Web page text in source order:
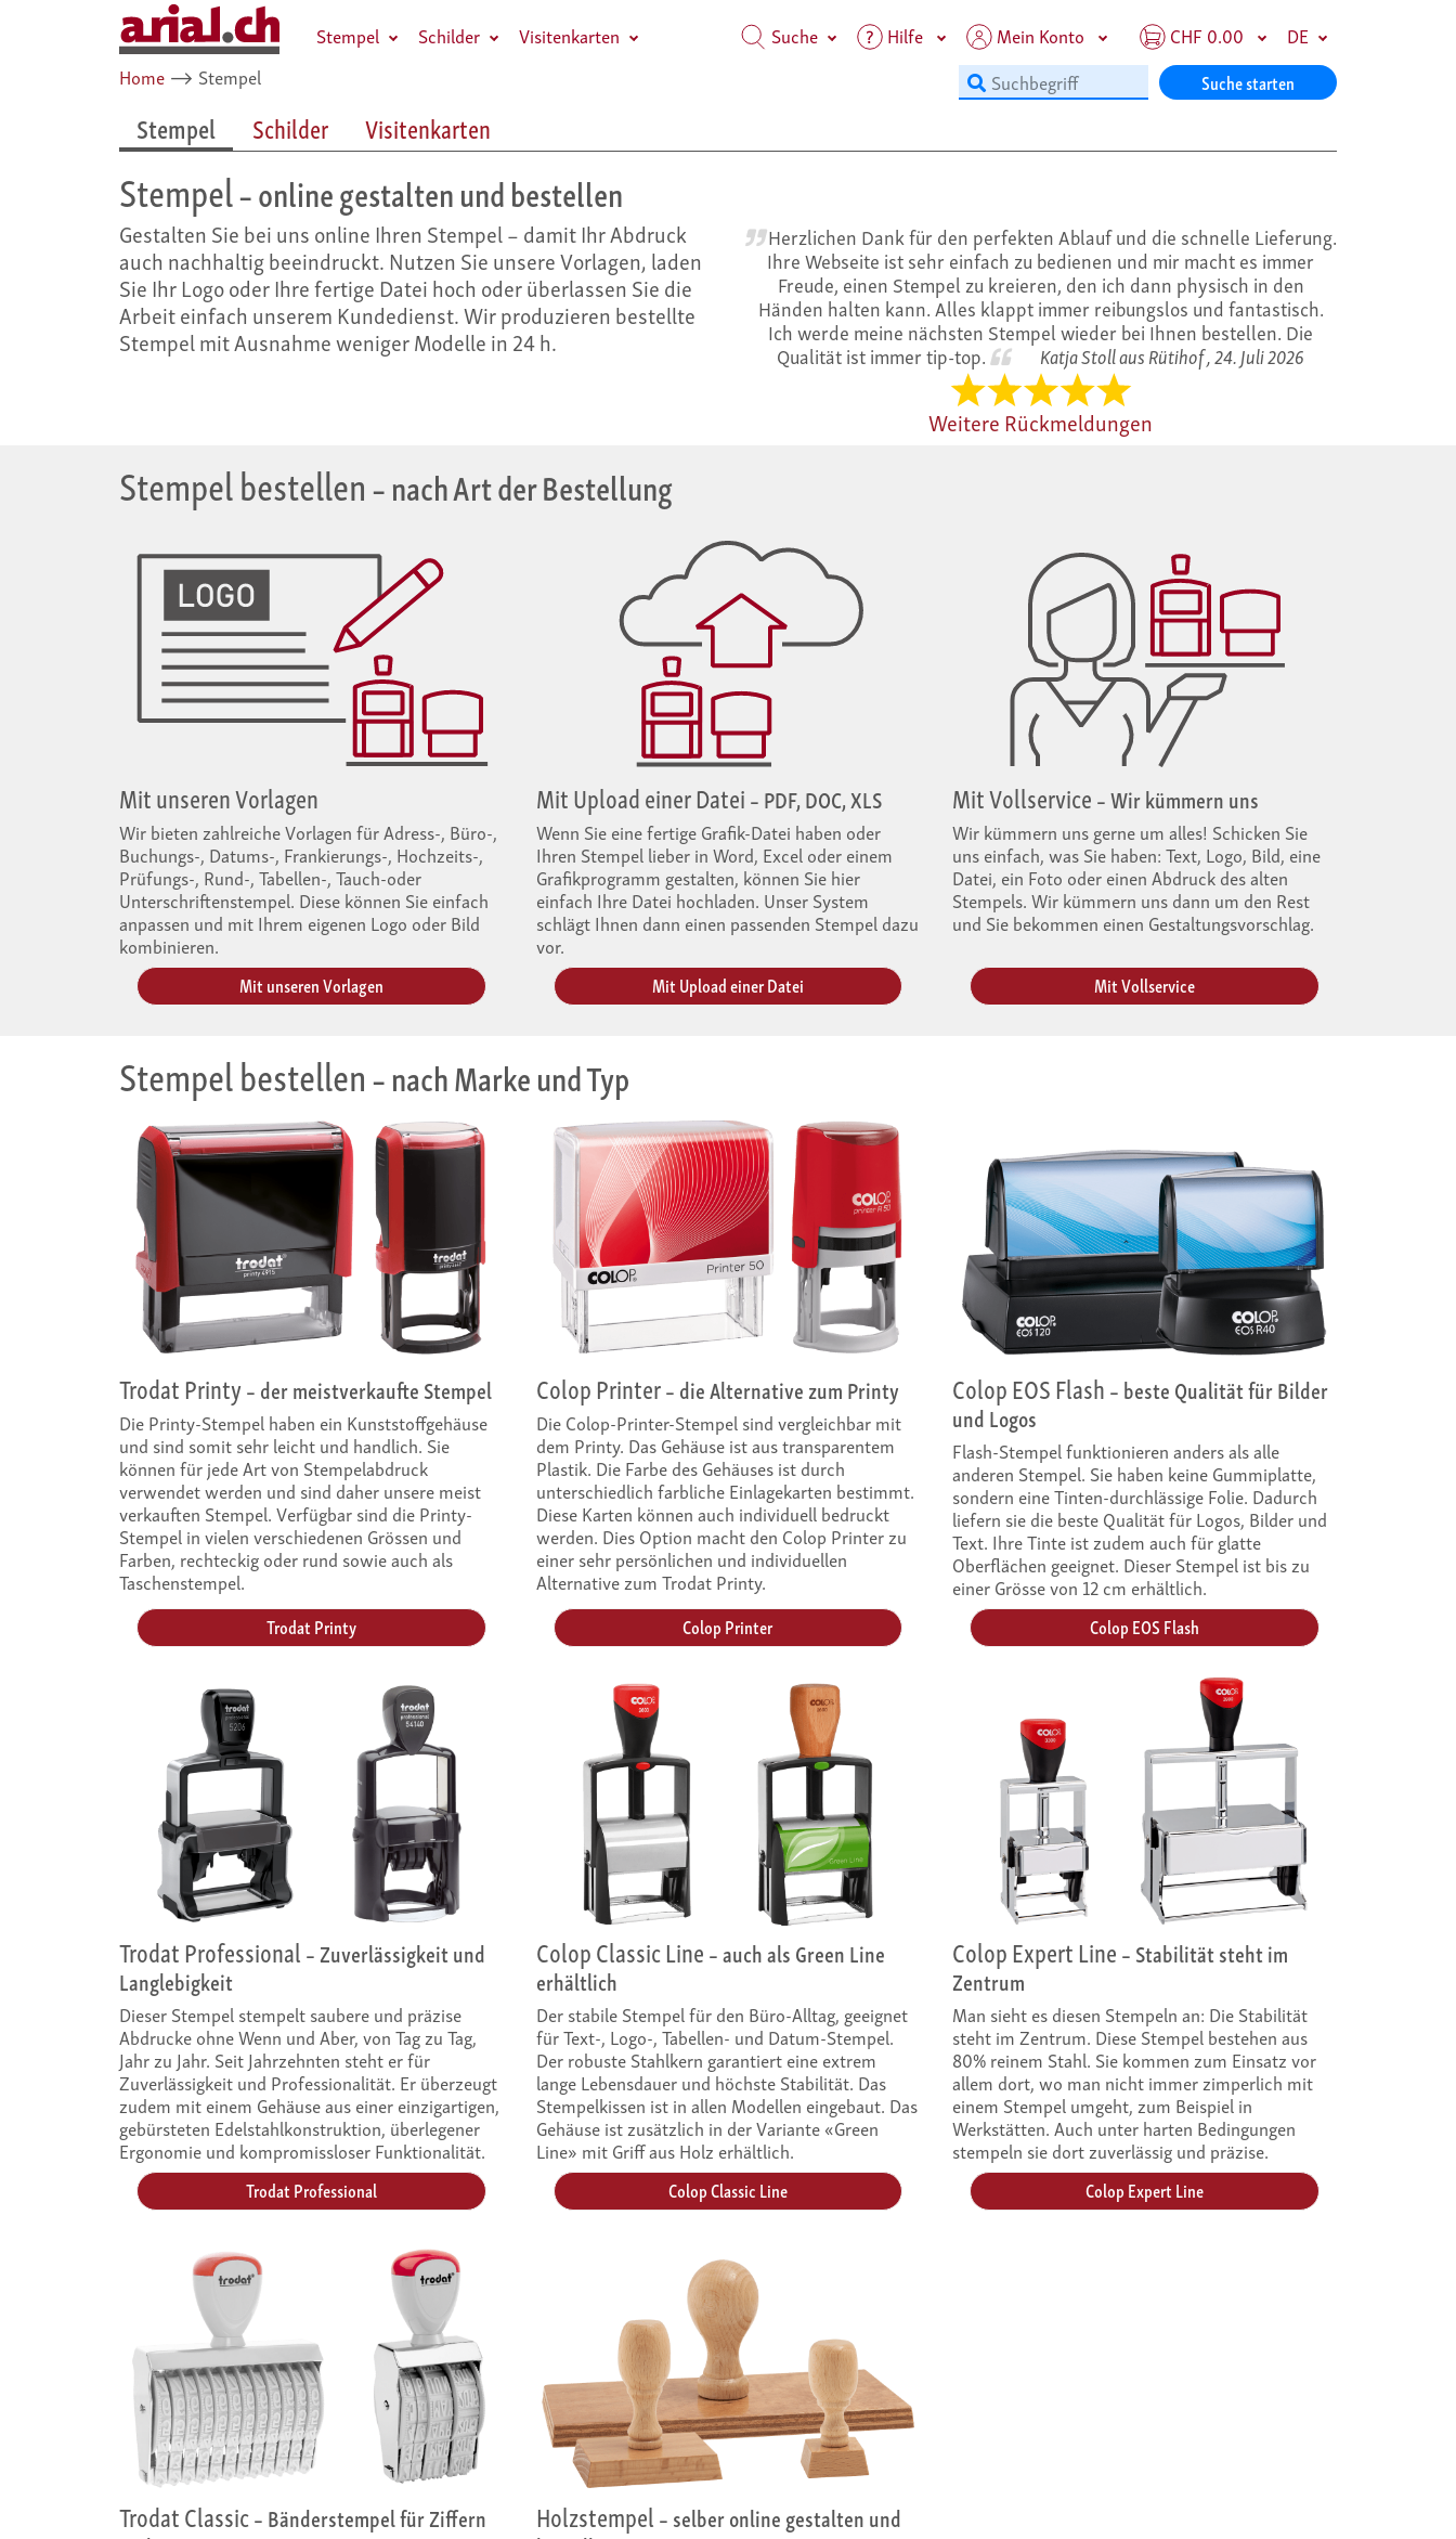
Stempel Schilder Visitenkarten Suche Hilfe Mein Konto CHF 0.00
DE
Home ⟶ Stempel Suche starten
Stempel Schilder Visitenkarten
Stempel– online gestalten und bestellen
Gestalten Sie bei uns online Ihren Stempel – damit Ihr Abdruck
auch nachhaltig beeindruckt. Nutzen Sie unsere Vorlagen, laden
Sie Ihr Logo oder Ihre fertige Datei hoch oder überlassen Sie die
Arbeit einfach unserem Kundedienst. Wir produzieren bestellte
Stempel mit Ausnahme weniger Modelle in 24 h.
Herzlichen Dank für den perfekten Ablauf und die schnelle Lieferung.
Ihre Webseite ist sehr einfach zu bedienen und mir macht es immer
Freude, einen Stempel zu kreieren, den ich dann physisch in den
Händen halten kann. Alles klappt immer reibungslos und fantastisch.
Ich werde meine nächsten Stempel wieder bei Ihnen bestellen. Die
Qualität ist immer tip-top. Katja Stoll aus Rütihof ,24. Juli 2026
Weitere Rückmeldungen
Stempel bestellen– nach Art der Bestellung
Mit unseren Vorlagen
Wir bieten zahlreiche Vorlagen für Adress-, Büro-,
Buchungs-, Datums-, Frankierungs-, Hochzeits-,
Prüfungs-, Rund-, Tabellen-, Tauch-oder
Unterschriftenstempel. Diese können Sie einfach
anpassen und mit Ihrem eigenen Logo oder Bild
kombinieren.
Mit unseren Vorlagen
Mit Upload einer Datei– PDF, DOC, XLS
Wenn Sie eine fertige Grafik-Datei haben oder
Ihren Stempel lieber in Word, Excel oder einem
Grafik­programm gestalten, können Sie hier
einfach Ihre Datei hochladen. Unser System
schlägt Ihnen dann einen passenden Stempel dazu
vor.
Mit Upload einer Datei
Mit Voll­service– Wir kümmern uns
Wir kümmern uns gerne um alles! Schicken Sie
uns einfach, was Sie haben: Text, Logo, Bild, eine
Datei, ein Foto oder einen Abdruck des alten
Stempels. Wir kümmern uns dann um den Rest
und Sie bekommen einen Gestal­tungsvorschlag.
Mit Voll­service
Stempel bestellen– nach Marke und Typ
Trodat Printy– der meistverkaufte Stempel
Die Printy-Stempel haben ein Kunststoffgehäuse
und sind somit sehr leicht und handlich. Sie
können für jede Art von Stempelabdruck
verwendet werden und sind daher unsere meist
verkauften Stempel. Verfügbar sind die Printy-
Stempel in vielen verschiedenen Grössen und
Farben, rechteckig oder rund sowie auch als
Taschenstempel.
Trodat Printy
Colop Printer– die Alternative zum Printy
Die Colop-Printer-Stempel sind vergleichbar mit
dem Printy. Das Gehäuse ist aus transparentem
Plastik. Die Farbe des Gehäuses ist durch
unterschiedlich farbliche Einlagekarten bestimmt.
Diese Karten können auch individuell bedruckt
werden. Dies Option macht den Colop Printer zu
einer sehr persönlichen und individuellen
Alternative zum Trodat Printy.
Colop Printer
Colop EOS Flash– beste Qualität für Bilder
und Logos
Flash-Stempel funktionieren anders als alle
anderen Stempel. Sie haben keine Gummiplatte,
sondern eine Tinten-durchlässige Folie. Dadurch
liefern sie die beste Qualität für Logos, Bilder und
Text. Ihre Tinte ist zudem auch für glatte
Oberflächen geeignet. Dieser Stempel ist bis zu
einer Grösse von 12 cm erhältlich.
Colop EOS Flash
Trodat Professional– Zuverlässigkeit und
Langlebigkeit
Dieser Stempel stempelt saubere und präzise
Abdrucke ohne Wenn und Aber, von Tag zu Tag,
Jahr zu Jahr. Seit Jahrzehnten steht er für
Zuverlässigkeit und Professionalität. Er überzeugt
zudem mit einem Gehäuse aus einer einzigartigen,
gebürsteten Edelstahlkonstruktion, überlegener
Ergonomie und kompromissloser Funktionalität.
Trodat Professional
Colop Classic Line– auch als Green Line
erhältlich
Der stabile Stempel für den Büro-Alltag, geeignet
für Text-, Logo-, Tabellen- und Datum-Stempel.
Der robuste Stahlkern garantiert eine extrem
lange Lebensdauer und höchste Stabilität. Das
Stempelkissen ist in allen Modellen eingebaut. Das
Gehäuse ist zusätzlich in der Variante «Green
Line» mit Griff aus Holz erhältlich.
Colop Classic Line
Colop Expert Line– Stabilität steht im
Zentrum
Man sieht es diesen Stempeln an: Die Stabilität
steht im Zentrum. Diese Stempel bestehen aus
80% reinem Stahl. Sie kommen zum Einsatz vor
allem dort, wo man nicht immer zimperlich mit
einem Stempel umgeht, zum Beispiel in
Werkstätten. Auch unter harten Bedingungen
stempeln sie dort zuverlässig und präzise.
Colop Expert Line
Trodat Classic– Bänderstempel für Ziffern Holzstempel– selber online gestalten und